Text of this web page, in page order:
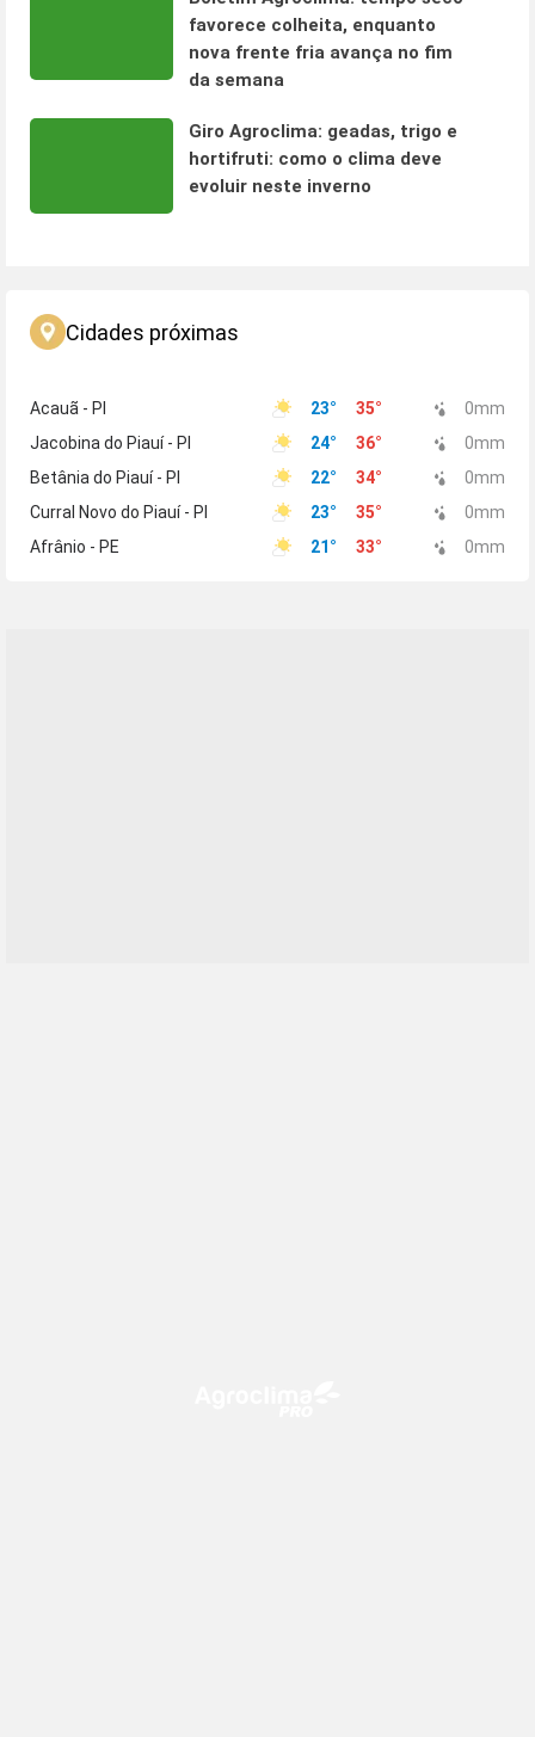
favorece colheita, enquanto
nova frente fria avança no fim
da semana
Giro Agroclima: geadas, trigo e
hortifruti: como o clima deve
evoluir neste inverno
Cidades próximas
Acauã - PI 23° 35° 0mm
Jacobina do Piauí - PI
24° 36° 0mm
Betânia do Piauí - PI
22° 34° 0mm
Curral Novo do Piauí - PI
23° 35° 0mm
Afrânio - PE
21° 33° 0mm